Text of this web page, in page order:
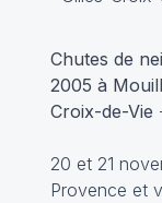
Chutes de
2005 à
Croix-de-Vie
20 et 21
Provence et